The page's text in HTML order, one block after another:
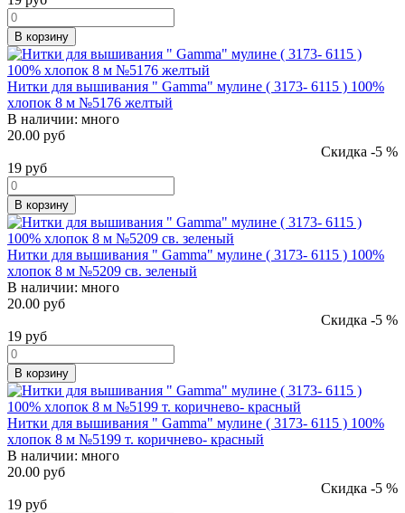
В корзину
Нитки для вышивания " Gamma" мулине ( 3173- 6115 ) 100%
хлопок 8 м №5176 желтый
В наличии: много
20.00 руб
Скидка -5 %
19 руб
В корзину
Нитки для вышивания " Gamma" мулине ( 3173- 6115 ) 100%
хлопок 8 м №5209 св. зеленый
В наличии: много
20.00 руб
Скидка -5 %
19 руб
В корзину
Нитки для вышивания " Gamma" мулине ( 3173- 6115 ) 100%
хлопок 8 м №5199 т. коричнево- красный
В наличии: много
20.00 руб
Скидка -5 %
19 руб